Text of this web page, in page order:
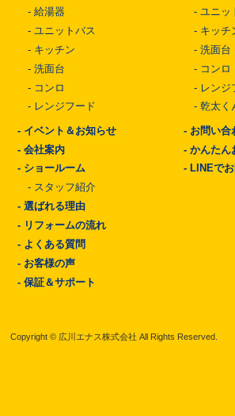
- 給湯器
- ユニットバス
- キッチン
- 洗面台
- コンロ
- レンジフード
-ユニッ
- キッチ
-洗面台
- コンロ
- レンジ
-乾太く
- イベント＆お知らせ
- 会社案内
- ショールーム
- スタッフ紹介
- 選ばれる理由
- リフォームの流れ
- よくある質問
- お客様の声
- 保証＆サポート
- お問い合
-かんたん
- LINEで
Copyright © 広川エナス株式会社 All Rights Reserved.